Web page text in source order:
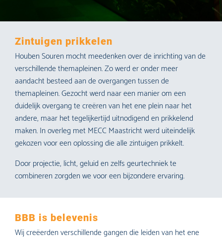
Zintuigen prikkelen
Houben Souren mocht meedenken over de inrichting van de
verschillende themapleinen. Zo werd er onder meer
aandacht besteed aan de overgangen tussen de
themapleinen. Gezocht werd naar een manier om een
duidelijk overgang te creëren van het ene plein naar het
andere, maar het tegelijkertijd uitnodigend en prikkelend
maken. In overleg met MECC Maastricht werd uiteindelijk
gekozen voor een oplossing die alle zintuigen prikkelt.
Door projectie, licht, geluid en zelfs geurtechniek te
combineren zorgden we voor een bijzondere ervaring.
BBB is belevenis
Wij creëerden verschillende gangen die leiden van het ene